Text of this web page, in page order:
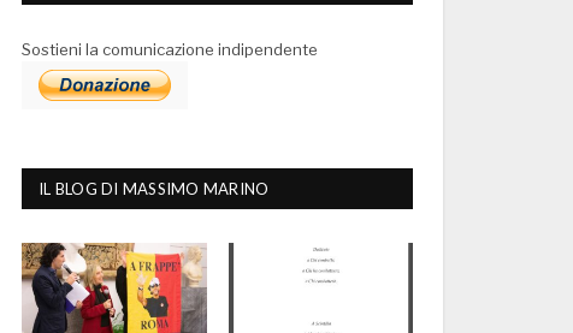
Sostieni la comunicazione indipendente
IL BLOG DI MASSIMO MARINO